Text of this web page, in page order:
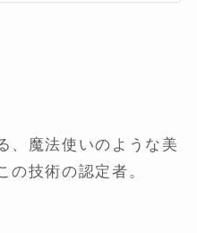
、魔法使いのような美
の技術の認定者。